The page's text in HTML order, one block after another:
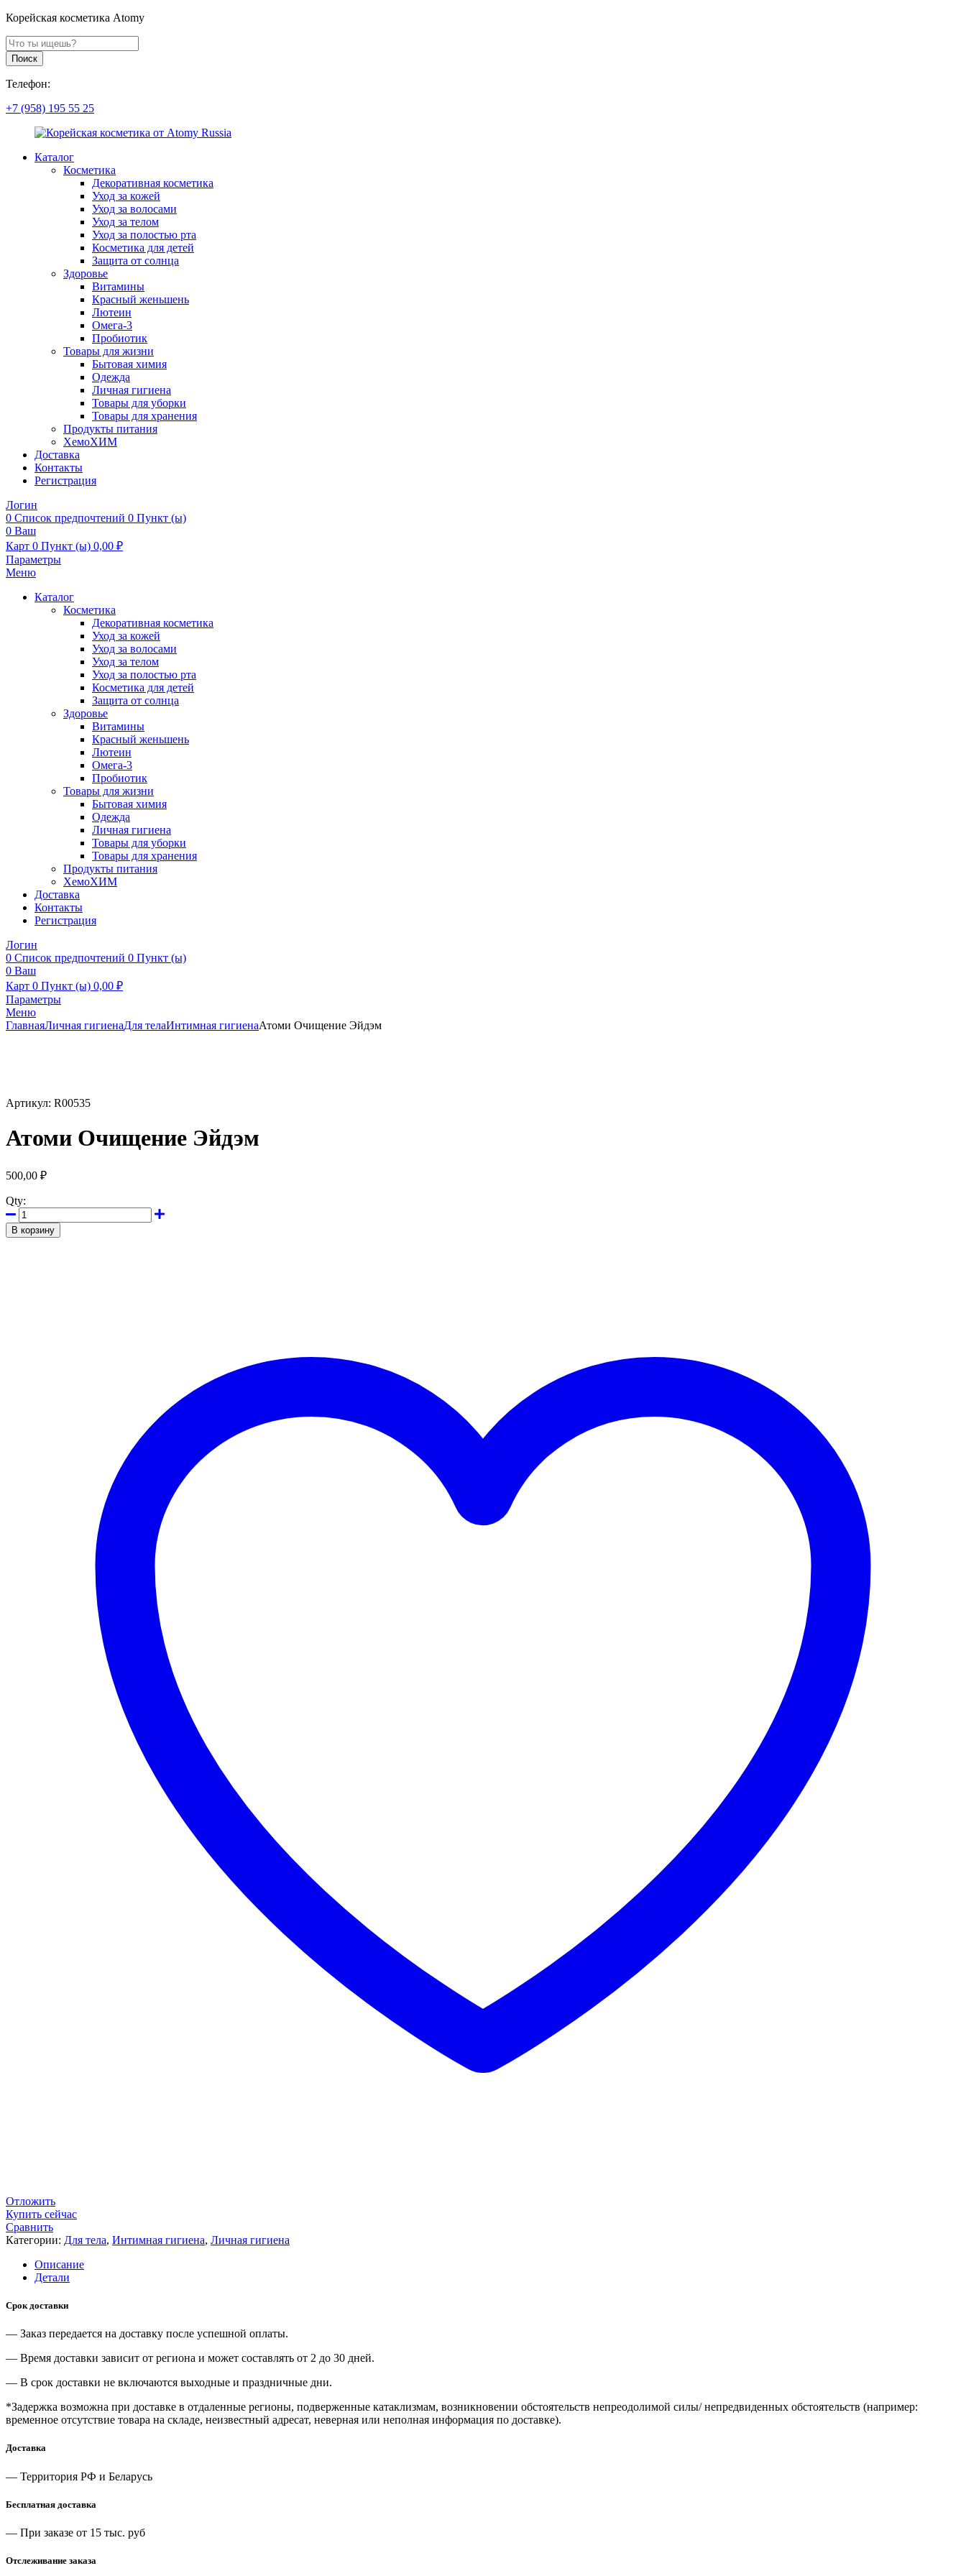
Корейская косметика Atomy
Поиск
продуктов
Поиск
Телефон:
+7 (958) 195 55 25
Каталог
Косметика
Декоративная косметика
Уход за кожей
Уход за волосами
Уход за телом
Уход за полостью рта
Косметика для детей
Защита от солнца
Здоровье
Витамины
Красный женьшень
Лютеин
Омега-3
Пробиотик
Товары для жизни
Бытовая химия
Одежда
Личная гигиена
Товары для уборки
Товары для хранения
Продукты питания
ХемоХИМ
Доставка
Контакты
Регистрация
Логин
0 Список предпочтений 0 Пункт (ы)
0 Ваш
Карт 0 Пункт (ы) 0,00 ₽
Параметры
Меню
Каталог
Косметика
Декоративная косметика
Уход за кожей
Уход за волосами
Уход за телом
Уход за полостью рта
Косметика для детей
Защита от солнца
Здоровье
Витамины
Красный женьшень
Лютеин
Омега-3
Пробиотик
Товары для жизни
Бытовая химия
Одежда
Личная гигиена
Товары для уборки
Товары для хранения
Продукты питания
ХемоХИМ
Доставка
Контакты
Регистрация
Логин
0 Список предпочтений 0 Пункт (ы)
0 Ваш
Карт 0 Пункт (ы) 0,00 ₽
Параметры
Меню
ГлавнаяЛичная гигиенаДля телаИнтимная гигиенаАтоми Очищение Эйдэм
Артикул: R00535
Атоми Очищение Эйдэм
500,00 ₽
Qty:
В корзину
Отложить
Купить сейчас
Сравнить
Категории: Для тела, Интимная гигиена, Личная гигиена
Описание
Детали
Срок доставки
— Заказ передается на доставку после успешной оплаты.
— Время доставки зависит от региона и может составлять от 2 до 30 дней.
— В срок доставки не включаются выходные и праздничные дни.
*Задержка возможна при доставке в отдаленные регионы, подверженные катаклизмам, возникновении обстоятельств непреодолимой силы/ непредвиденных обстоятельств (например:
временное отсутствие товара на складе, неизвестный адресат, неверная или неполная информация по доставке).
Доставка
— Территория РФ и Беларусь
Бесплатная доставка
— При заказе от 15 тыс. руб
Отслеживание заказа